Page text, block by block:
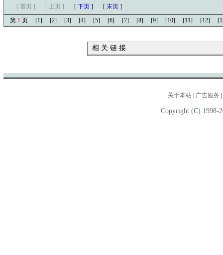
[ 首页 ] [ 上页 ] [ 下页 ] [ 末页 ]
第 1 页 [1] [2] [3] [4] [5] [6] [7] [8] [9] [10] [11] [12]
相 关 链 接
关于本站 广告服务
Copyright (C) 1998-